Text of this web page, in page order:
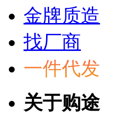
金牌质造
找厂商
一件代发
关于购途